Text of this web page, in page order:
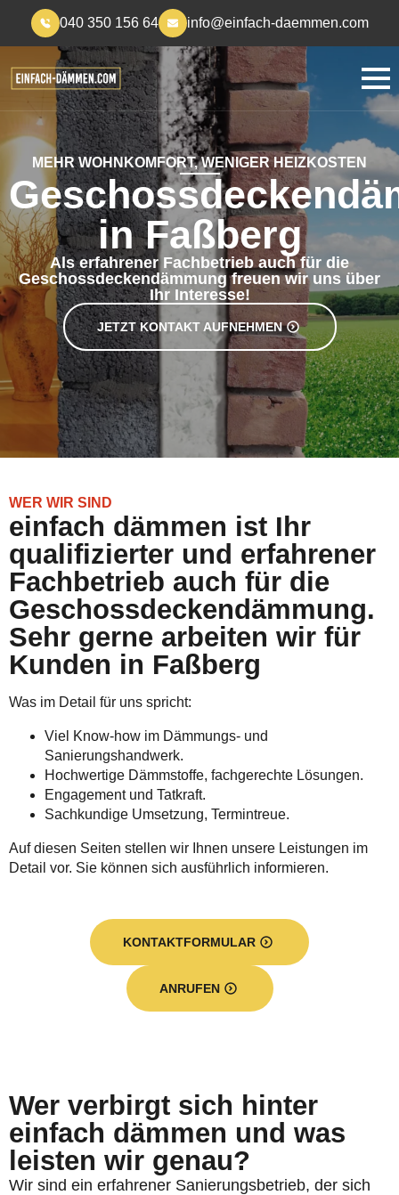
040 350 156 64 info@einfach-daemmen.com
MEHR WOHNKOMFORT, WENIGER HEIZKOSTEN
in Faßberg
Als erfahrener Fachbetrieb auch für die
Geschossdeckendämmung freuen wir uns über
Ihr Interesse!
JETZT KONTAKT AUFNEHMEN
WER WIR SIND
einfach dämmen ist Ihr
qualifizierter und erfahrener
Fachbetrieb auch für die
Geschossdeckendämmung.
Sehr gerne arbeiten wir für
Kunden in Faßberg
Was im Detail für uns spricht:
Viel Know-how im Dämmungs- und
Sanierungshandwerk.
Hochwertige Dämmstoffe, fachgerechte Lösungen.
Engagement und Tatkraft.
Sachkundige Umsetzung, Termintreue.
Auf diesen Seiten stellen wir Ihnen unsere Leistungen im
Detail vor. Sie können sich ausführlich informieren.
KONTAKTFORMULAR
ANRUFEN
Wer verbirgt sich hinter
einfach dämmen und was
leisten wir genau?
Wir sind ein erfahrener Sanierungsbetrieb, der sich